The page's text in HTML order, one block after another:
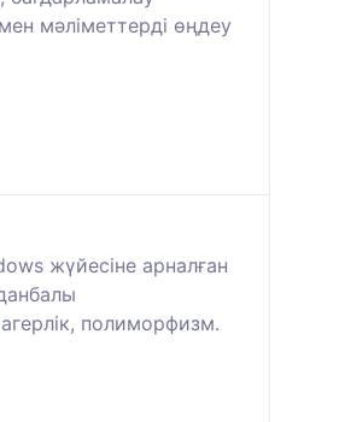
мәліметтерді өңдеу
жүйесіне арналған
полиморфизм.